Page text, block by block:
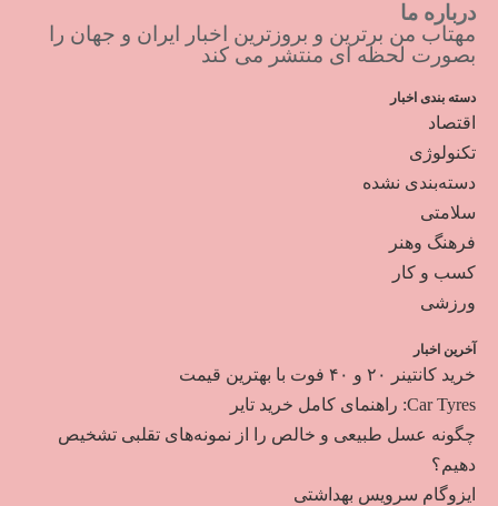
درباره ما
مهتاب من برترین و بروزترین اخبار ایران و جهان را
بصورت لحظه ای منتشر می کند
دسته بندی اخبار
اقتصاد
تکنولوژی
دسته‌بندی نشده
سلامتی
فرهنگ وهنر
کسب و کار
ورزشی
آخرین اخبار
خرید کانتینر ۲۰ و ۴۰ فوت با بهترین قیمت
Car Tyres: راهنمای کامل خرید تایر
چگونه عسل طبیعی و خالص را از نمونه‌های تقلبی تشخیص
دهیم؟
ایزوگام سرویس بهداشتی